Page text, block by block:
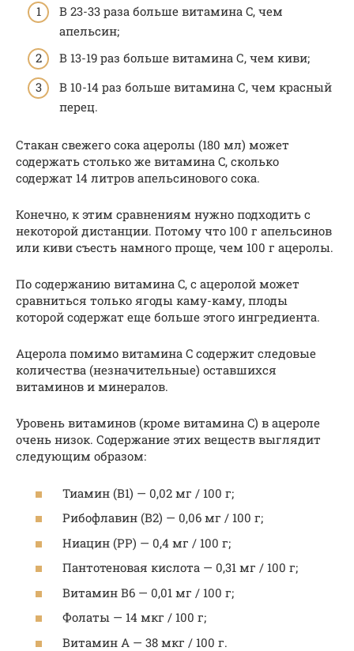
В 23-33 раза больше витамина C, чем
апельсин;
В 13-19 раз больше витамина С, чем киви;
В 10-14 раз больше витамина С, чем красный
перец.
Стакан свежего сока ацеролы (180 мл) может
содержать столько же витамина C, сколько
содержат 14 литров апельсинового сока.
Конечно, к этим сравнениям нужно подходить с
некоторой дистанции. Потому что 100 г апельсинов
или киви съесть намного проще, чем 100 г ацеролы.
По содержанию витамина C, с ацеролой может
сравниться только ягоды каму-каму, плоды
которой содержат еще больше этого ингредиента.
Ацерола помимо витамина C содержит следовые
количества (незначительные) оставшихся
витаминов и минералов.
Уровень витаминов (кроме витамина C) в ацероле
очень низок. Содержание этих веществ выглядит
следующим образом:
Тиамин (B1) — 0,02 мг / 100 г;
Рибофлавин (B2) — 0,06 мг / 100 г;
Ниацин (PP) — 0,4 мг / 100 г;
Пантотеновая кислота — 0,31 мг / 100 г;
Витамин B6 — 0,01 мг / 100 г;
Фолаты — 14 мкг / 100 г;
Витамин A — 38 мкг / 100 г.